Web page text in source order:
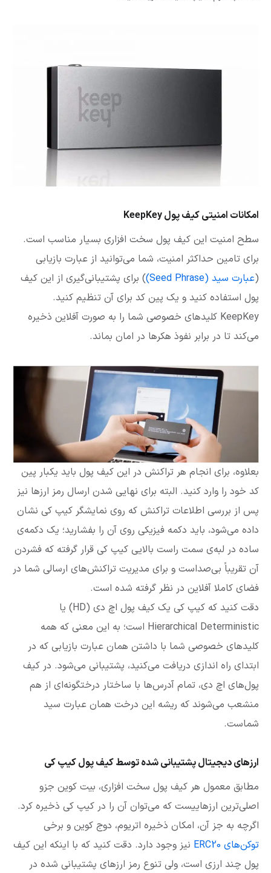
امکانات امنیتی کیف پول KeepKey
سطح امنیت این کیف پول سخت افزاری بسیار مناسب است.
برای تامین حداکثر امنیت، شما می‌توانید از عبارت بازیابی
(عبارت سید (Seed Phrase)
) برای پشتیبانی‌گیری از این کیف
پول استفاده کنید و یک پین کد برای آن تنظیم کنید.
KeepKey کلیدهای خصوصی شما را به صورت آفلاین ذخیره
می‌کند تا در برابر نفوذ هکرها در امان بماند.
بعلاوه، برای انجام هر تراکنش در این کیف پول باید یکبار پین
کد خود را وارد کنید. البته برای نهایی شدن ارسال رمز ارزها نیز
پس از بررسی اطلاعات تراکنش که روی نمایشگر کیپ کی نشان
داده می‌شود، باید دکمه فیزیکی روی آن را بفشارید؛ یک دکمه‌ی
ساده در لبه‌ی سمت راست بالایی کیپ کی قرار گرفته که فشردن
آن تقریباً بی‌صداست و برای مدیریت تراکنش‌های ارسالی شما در
فضای کاملا آفلاین در نظر گرفته شده است.
دقت کنید که کیپ کی یک کیف پول اچ دی (HD) یا
Hierarchical Deterministic است؛ به این معنی که همه
کلیدهای خصوصی شما با داشتن همان عبارت بازیابی که در
ابتدای راه اندازی دریافت می‌کنید، پشتیبانی می‌شود. در کیف
پول‌های اچ دی، تمام آدرس‌ها با ساختار درختگونه‌ای از هم
منشعب می‌شوند که ریشه این درخت همان عبارت سید
شماست.
ارزهای دیجیتال پشتیبانی شده توسط کیف پول کیپ کی
مطابق معمول هر کیف پول سخت افزاری، بیت کوین جزو
اصلی‌ترین ارزهاییست که می‌توان آن را در کیپ کی ذخیره کرد.
اگرچه به جز آن، امکان ذخیره اتریوم، دوج کوین و برخی
توکن‌های ERC20
نیز وجود دارد. دقت کنید که با اینکه این کیف
پول چند ارزی است، ولی تنوع رمز ارزهای پشتیبانی شده در